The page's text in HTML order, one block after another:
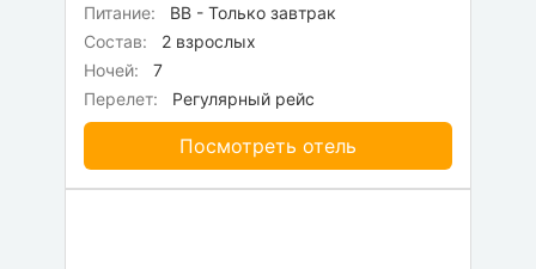
Питание:
BB - Только завтрак
Состав:
2 взрослых
Ночей:
7
Перелет:
Регулярный рейс
Посмотреть отель